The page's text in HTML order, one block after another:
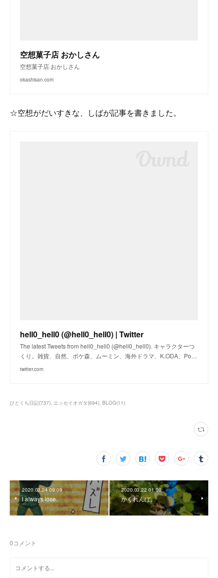
空想菓子店 おかしさん
空想菓子店 おかしさん
okashisan.com
☆空想がだいすきな、しばが記事を書きました。
hell0_hell0 (@hell0_hell0) | Twitter
The latest Tweets from hell0_hell0 (@hell0_hell0). キャラクターつ
くり。雑貨、自然、ポケ森、ムーミン、海外ドラマ、K.ODA、Po…
twitter.com
ひとくち日記(737) エッセイオガタ(694) BLOG(11)
2020.03.24 09:09
I always lose.
2020.03.22 01:00
かくれんぼ。
0コメント